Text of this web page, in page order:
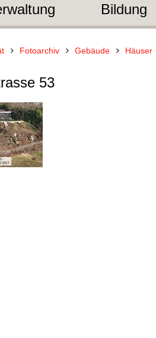
Bildung
Fotoarchiv Gebäude Häuser
53